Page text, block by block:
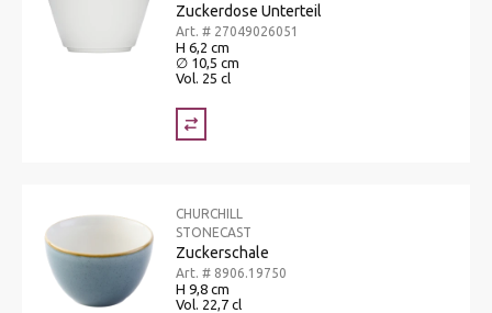
Zuckerdose Unterteil
Art. # 27049026051
H 6,2 cm
∅ 10,5 cm
Vol. 25 cl
CHURCHILL
STONECAST
Zuckerschale
Art. # 8906.19750
H 9,8 cm
Vol. 22,7 cl